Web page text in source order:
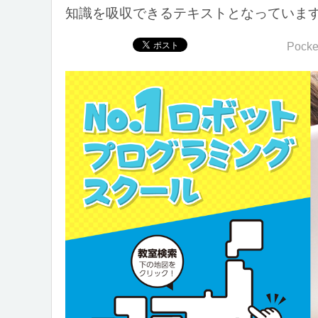
知識を吸収できるテキストとなっていま